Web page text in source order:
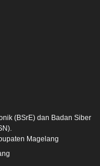
(BSrE) dan Badan Siber
Magelang